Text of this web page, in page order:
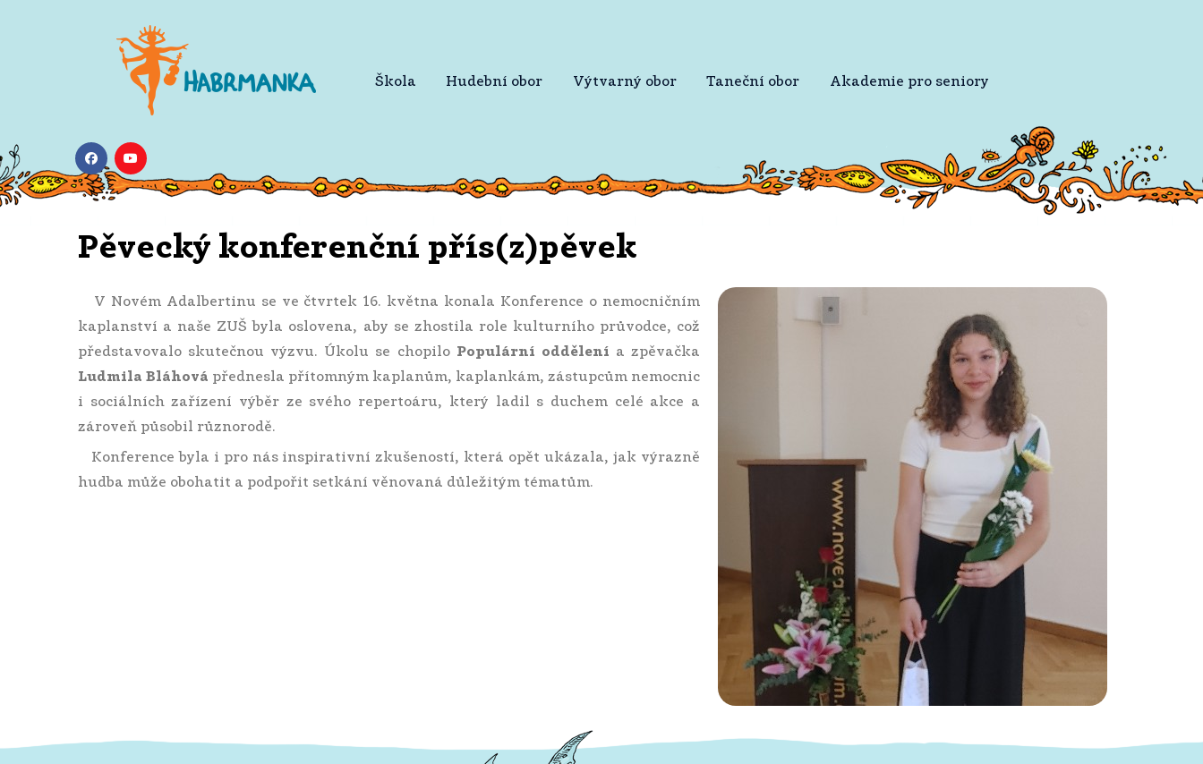
Škola Hudební obor Výtvarný obor Taneční obor Akademie pro seniory
Pěvecký konferenční přís(z)pěvek
V Novém Adalbertinu se ve čtvrtek 16. května konala Konference o nemocničním
kaplanství a naše ZUŠ byla oslovena, aby se zhostila role kulturního průvodce, což
představovalo skutečnou výzvu. Úkolu se chopilo Populární oddělení a zpěvačka
Ludmila Bláhová přednesla přítomným kaplanům, kaplankám, zástupcům nemocnic
i sociálních zařízení výběr ze svého repertoáru, který ladil s duchem celé akce a
zároveň působil různorodě.
Konference byla i pro nás inspirativní zkušeností, která opět ukázala, jak výrazně
hudba může obohatit a podpořit setkání věnovaná důležitým tématům.